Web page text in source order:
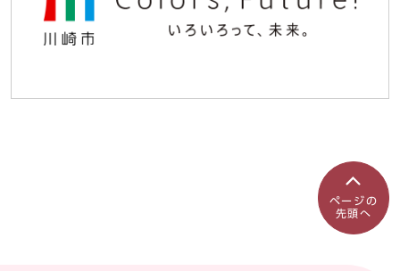
ページの
先頭へ